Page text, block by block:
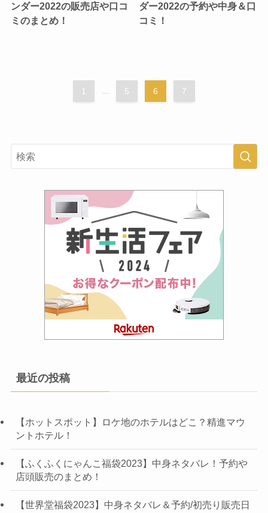
ンダー2022の販売店や口コ
ミのまとめ！
ダー2022の予約や中身＆口
コミ！
1 5 6 7
最近の投稿
【ホットスポット】ロケ地のホテルはどこ？精進マウ
ントホテル！
【ふくふくにゃんこ福袋2023】中身ネタバレ！予約や
店頭販売のまとめ！
【世界堂福袋2023】中身ネタバレ＆予約/初売り販売日